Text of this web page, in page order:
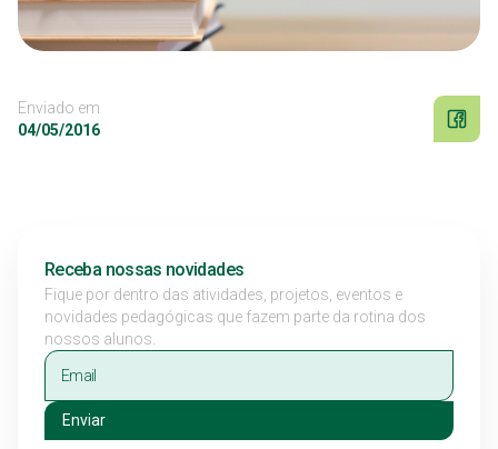
Enviado em
04/05/2016
Receba nossas novidades
Fique por dentro das atividades, projetos, eventos e
novidades pedagógicas que fazem parte da rotina dos
nossos alunos.
Enviar